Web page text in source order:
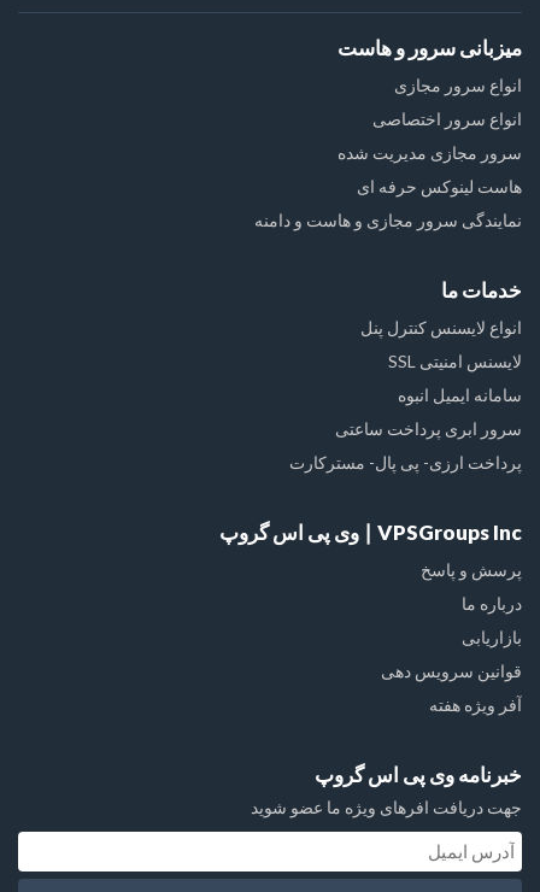
میزبانی سرور و هاست
انواع سرور مجازی
انواع سرور اختصاصی
سرور مجازی مدیریت شده
هاست لینوکس حرفه ای
نمایندگی سرور مجازی و هاست و دامنه
خدمات ما
انواع لایسنس کنترل پنل
لایسنس امنیتی SSL
سامانه ایمیل انبوه
سرور ابری پرداخت ساعتی
پرداخت ارزی- پی پال- مسترکارت
VPSGroups Inc ∣ وی پی اس گروپ
پرسش و پاسخ
درباره ما
بازاریابی
قوانین سرویس دهی
آفر ویژه هفته
خبرنامه وی پی اس گروپ
جهت دریافت افرهای ویژه ما عضو شوید